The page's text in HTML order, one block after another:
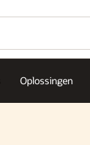
Oplossingen